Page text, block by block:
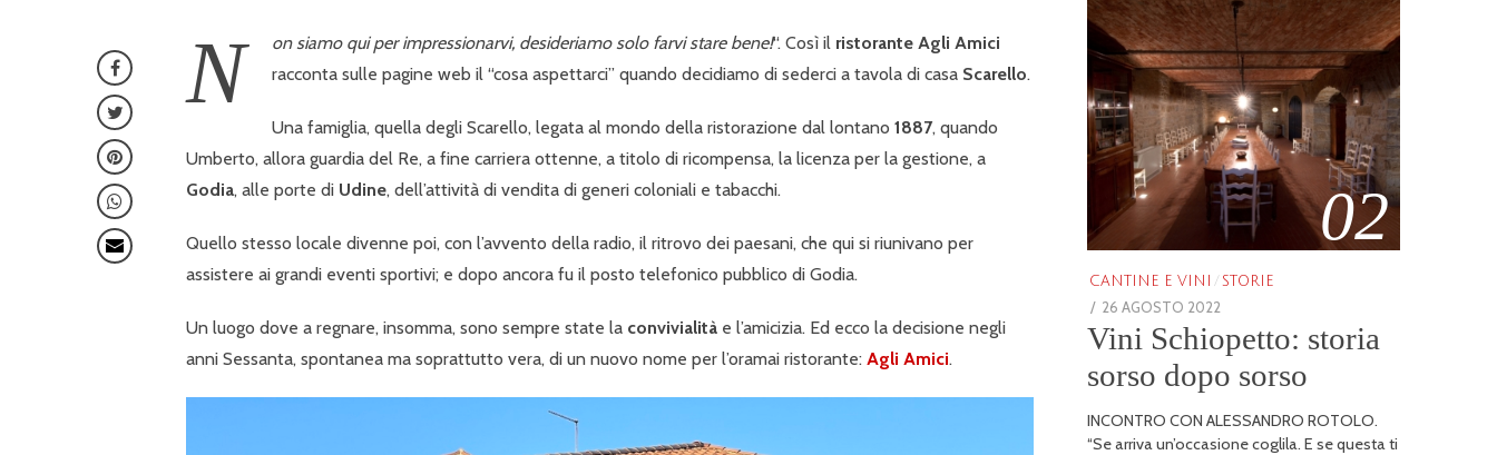
N on siamo qui per impressionarvi, desideriamo solo farvi stare bene!“. Così il ristorante Agli Amici
racconta sulle pagine web il “cosa aspettarci” quando decidiamo di sederci a tavola di casa Scarello.
Una famiglia, quella degli Scarello, legata al mondo della ristorazione dal lontano 1887, quando
Umberto, allora guardia del Re, a fine carriera ottenne, a titolo di ricompensa, la licenza per la gestione, a
Godia, alle porte di Udine, dell’attività di vendita di generi coloniali e tabacchi.
Quello stesso locale divenne poi, con l’avvento della radio, il ritrovo dei paesani, che qui si riunivano per
assistere ai grandi eventi sportivi; e dopo ancora fu il posto telefonico pubblico di Godia.
Un luogo dove a regnare, insomma, sono sempre state la convivialità e l’amicizia. Ed ecco la decisione negli
anni Sessanta, spontanea ma soprattutto vera, di un nuovo nome per l’oramai ristorante: Agli Amici.
02
CANTINE E VINI / STORIE
POSTED
ON
26 AGOSTO 2022
GENNAIO
2026
Vini Schiopetto: storia
sorso dopo sorso
INCONTRO CON ALESSANDRO ROTOLO.
“Se arriva un’occasione coglila. E se questa ti